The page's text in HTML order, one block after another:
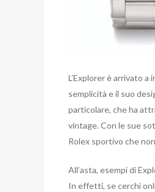
L’Explorer è arrivato a
semplicità e il suo
particolare, che ha
vintage. Con le sue
Rolex sportivo che
All’asta, esempi di
In effetti, se cerchi